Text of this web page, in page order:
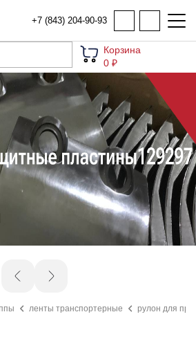
+7 (843) 204-90-93
Корзина
0 ₽
ленты транспортерные рулон для